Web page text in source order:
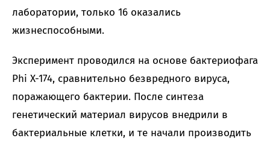
лаборатории, только 16 оказались
жизнеспособными.
Эксперимент проводился на основе бактериофага
Phi X-174, сравнительно безвредного вируса,
поражающего бактерии. После синтеза
генетический материал вирусов внедрили в
бактериальные клетки, и те начали производить